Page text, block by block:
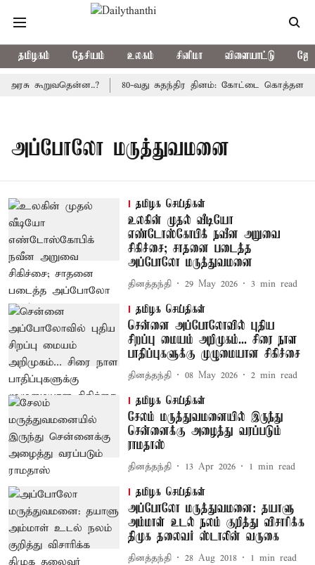
தமிழகம் தேசியம் உலகம் சினிமா விளையாட்டு
கூறுவதென்ன..? 80-வது சுதந்திர தினம்: கோட்டை
அப்போலோ மருத்துவமனை
தமிழக செய்திகள்
உலகின் முதல் வீடியோ
எண்டோஸ்கோபிக் நவீன அறுவை
சிகிச்சை; சாதனை படைத்த
அப்போலோ மருத்துவமனை
தினத்தந்தி 29 May 2026 3 min read
தமிழக செய்திகள்
சென்னை அப்போலோவில் புதிய
சிறப்பு மையம் அறிமுகம்... சிரை நாள
பாதிப்புகளுக்கு முழுமையான சிகிச்சை
தினத்தந்தி 08 May 2026 2 min read
தமிழக செய்திகள்
சேலம் மருத்துவமனையில் இருந்து
சென்னைக்கு அழைத்து வரப்படும்
ராமதாஸ்
தினத்தந்தி 13 Apr 2026 1 min read
தமிழக செய்திகள்
அப்போலோ மருத்துவமனை: தயாளு
அம்மாள் உடல் நலம் குறித்து விசாரிக்க
திமுக தலைவர் ஸ்டாலின் வருகை
தினத்தந்தி 28 Aug 2018 1 min read